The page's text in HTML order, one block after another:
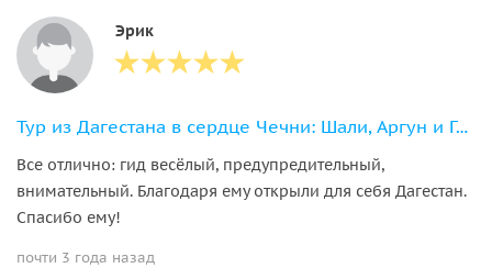
Эрик
Тур из Дагестана в сердце Чечни: Шали, Аргун и Грозный
Все отлично: гид весёлый, предупредительный,
внимательный. Благодаря ему открыли для себя Дагестан.
Спасибо ему!
почти 3 года назад